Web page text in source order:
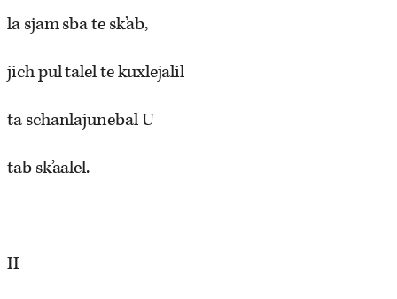
la sjam sba te sk’ab,
jich pul talel te kuxlejalil
ta schanlajunebal U
tab sk’aalel.
II